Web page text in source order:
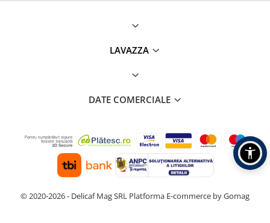
LAVAZZA
DATE COMERCIALE
© 2020-2026 - Delicaf Mag SRL Platforma E-commerce by Gomag